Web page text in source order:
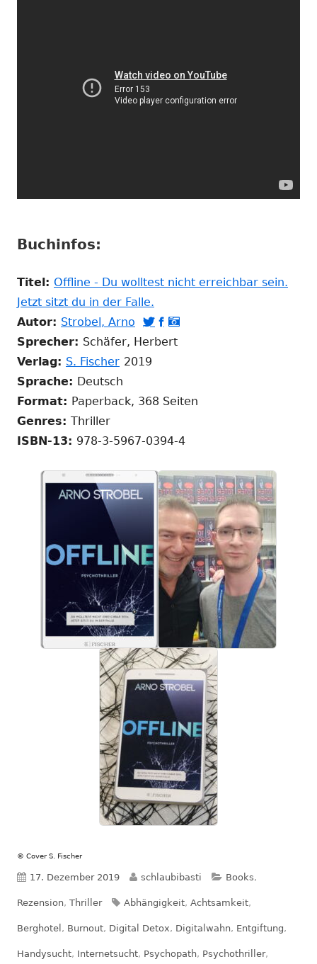
Buchinfos:
Titel: Offline - Du wolltest nicht erreichbar sein.
Jetzt sitzt du in der Falle.
neuem
Fenster
Autor: Strobel, Arno
In
neuem
Fenster
 In
neuem
 In
neuem

Sprecher: Schäfer, Herbert
Verlag: S. Fischer In
Fenster
2019
Sprache: Deutsch
Format: Paperback, 368 Seiten
Genres: Thriller
ISBN-13: 978-3-5967-0394-4
© Cover S. Fischer
Veröffentlicht
am
17. Dezember 2019 Autor
schlaubibasti Kategorien
Books,
Rezension, Thriller Schlagwörter
Abhängigkeit, Achtsamkeit,
Berghotel , Burnout, Digital Detox, Digitalwahn, Entgiftung,
Handysucht, Internetsucht, Psychopath, Psychothriller,